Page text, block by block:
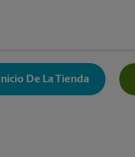
De La Tienda